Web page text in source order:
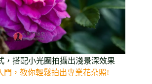
，搭配小光圈拍攝出淺景深效果
門，教你輕鬆拍出專業花朵照!